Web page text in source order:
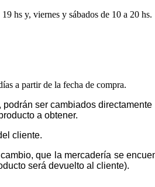
hs y, viernes y sábados de 10 a 20 hs.
a partir de la fecha de compra.
ser cambiados
a obtener.
cliente.
que la mercadería se
será devuelto al cliente).